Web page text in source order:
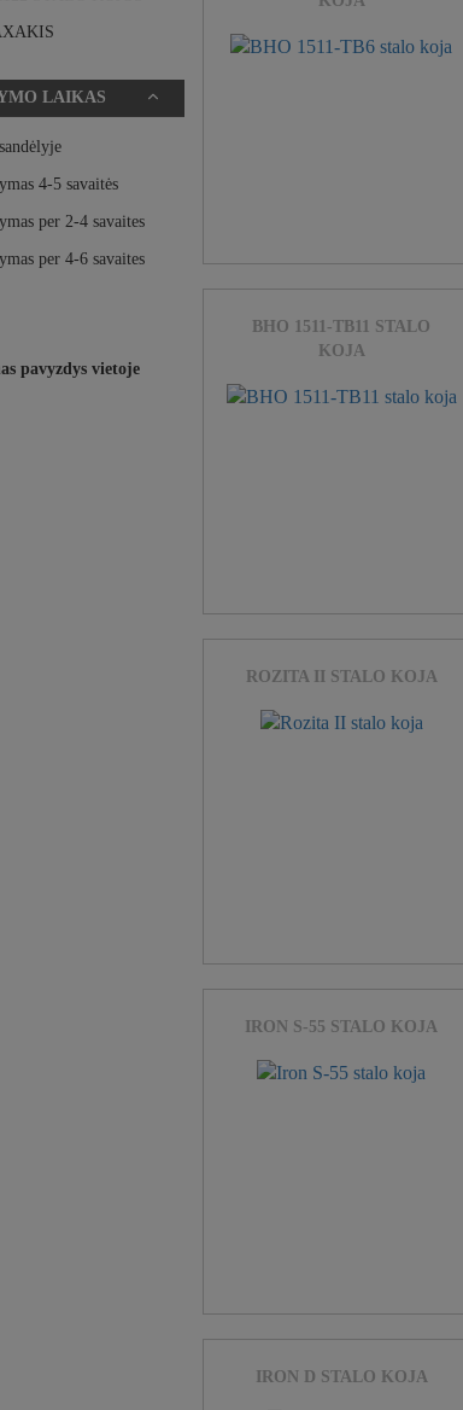
LAIKAS
4-5 savaitės
per 2-4 savaites
per 4-6 savaites
pavyzdys vietoje
BHO 1511-TB11 STALO
KOJA
ROZITA II STALO KOJA
IRON S-55 STALO KOJA
IRON D STALO KOJA